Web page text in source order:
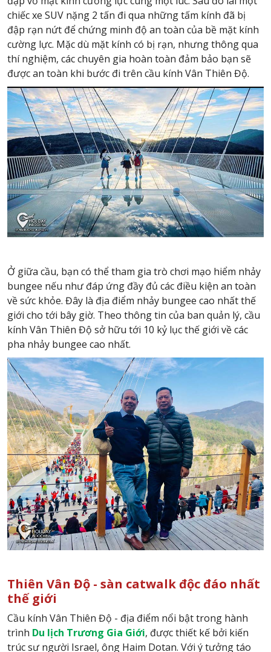
chiếc xe SUV nặng 2 tấn đi qua những tấm kính đã bị
đập rạn nứt để chứng minh độ an toàn của bề mặt kính
cường lực. Mặc dù mặt kính có bị rạn, nhưng thông qua
thí nghiệm, các chuyên gia hoàn toàn đảm bảo bạn sẽ
được an toàn khi bước đi trên cầu kính Vân Thiên Độ.
Ở giữa cầu, bạn có thể tham gia trò chơi mạo hiểm nhảy
bungee nếu như đáp ứng đầy đủ các điều kiện an toàn
về sức khỏe. Đây là địa điểm nhảy bungee cao nhất thế
giới cho tới bây giờ. Theo thông tin của ban quản lý, cầu
kính Vân Thiên Độ sở hữu tới 10 kỷ lục thế giới về các
pha nhảy bungee cao nhất.
Thiên Vân Độ - sàn catwalk độc đáo nhất
thế giới
Cầu kính Vân Thiên Độ - địa điểm nổi bật trong hành
trình Du lịch Trương Gia Giới, được thiết kế bởi kiến
trúc sư người Israel, ông Haim Dotan. Với ý tưởng táo